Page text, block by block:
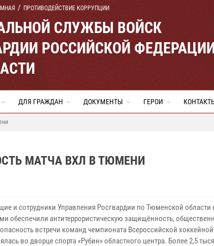
ПРОТИВОДЕЙСТВИЕ КОРРУПЦИИ
СЛУЖБЫ ВОЙСК
РОССИЙСКОЙ
ДЛЯ ГРАЖДАН ДОКУМЕНТЫ ГЕРОИ
МАТЧА ВХЛ В ТЮМЕНИ
и сотрудники Управления Росгвардии по Тюменской области
обеспечили антитеррористическую защищённость,
встречи команд чемпионата Всероссийской
во дворце спорта «Рубин» областного центра. Более 2,5